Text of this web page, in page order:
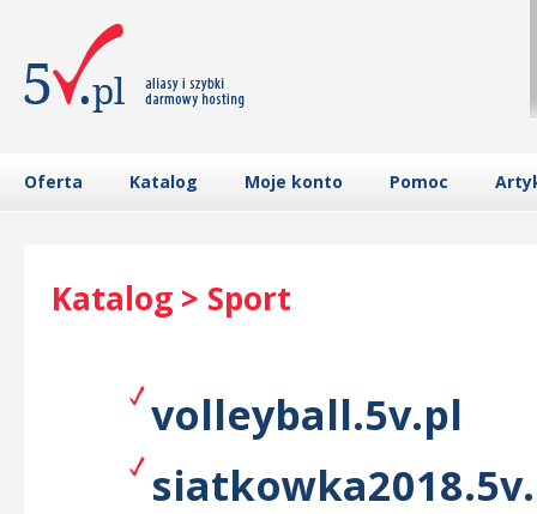
Oferta Katalog Moje konto Pomoc
Katalog > Sport
volleyball.5v.pl